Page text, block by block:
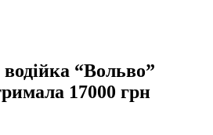
“Вольво”
17000 грн